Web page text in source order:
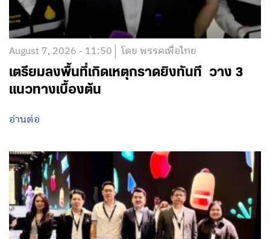
August 7, 2026 - 11:50 โดย พรรคเพื่อไทย
เตรียมลงพื้นที่เกิดเหตุกราดยิงทันที วาง 3
แนวทางเบื้องต้น
อ่านต่อ